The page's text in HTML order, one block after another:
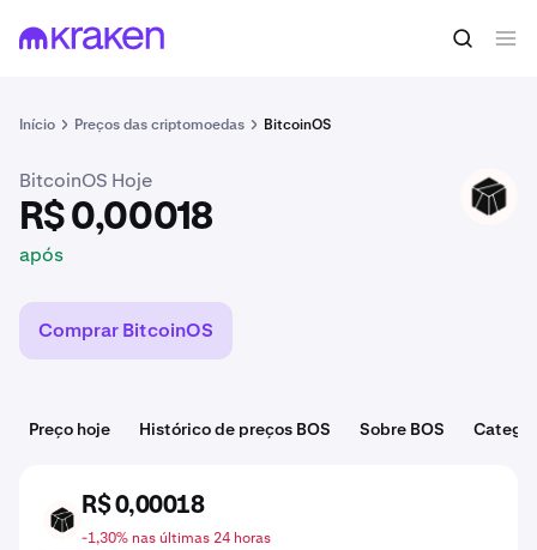
Início Preços das criptomoedas BitcoinOS
R$ 0,00018 Comprar BOS
BitcoinOS Hoje
R$ 0,00018
após
BOS
Comprar BitcoinOS
Preço hoje Histórico de preços BOS Sobre BOS
BOS
R$ 0,00018
-1,30% nas últimas 24 horas